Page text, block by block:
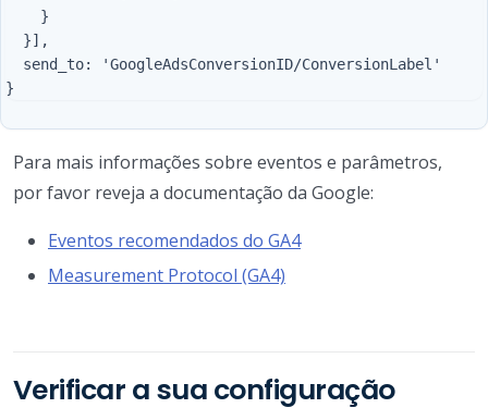
Para mais informações sobre eventos e parâmetros,
por favor reveja a documentação da Google:
Eventos recomendados do GA4
Measurement Protocol (GA4)
Verificar a sua configuração